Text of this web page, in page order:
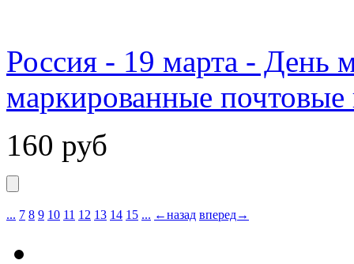
Россия - 19 марта - День
маркированные почтовые
160 руб
... 7 8 9 10 11 12 13 14 15 ... ←назад вперед→